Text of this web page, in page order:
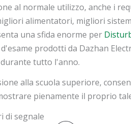
al normale utilizzo, anche i
alimentatori, migliori
una sfida enorme per
prodotti da Dazhan
tutto l'anno.
alla scuola superiore,
pienamente il proprio
di segnale